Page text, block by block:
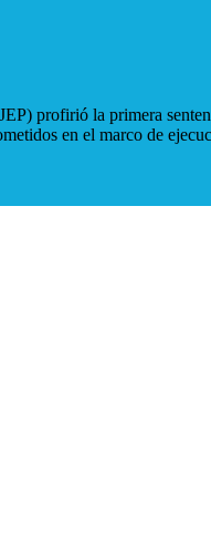
profirió la primera
en el marco de